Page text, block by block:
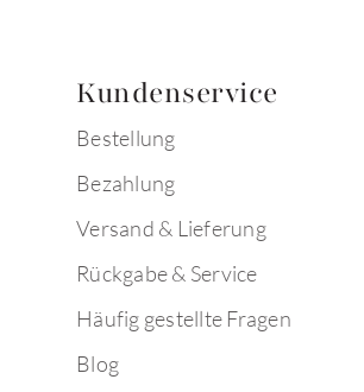
Kundenservice
Bestellung
Bezahlung
Versand & Lieferung
Rückgabe & Service
Häufig gestellte Fragen
Blog